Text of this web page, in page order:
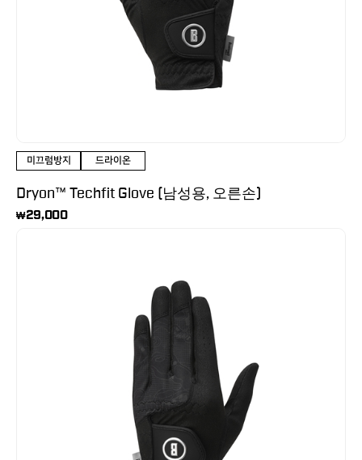
미끄럼방지 드라이온
Dryon™ Techfit Glove (남성용, 오른손)
₩29,000